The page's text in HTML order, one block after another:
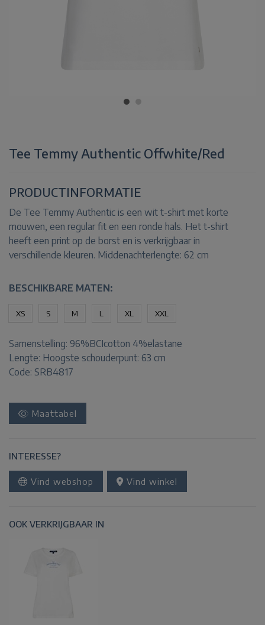
Tee Temmy Authentic Offwhite/Red
PRODUCTINFORMATIE
De Tee Temmy Authentic is een wit t-shirt met korte
mouwen, een regular fit en een ronde hals. Het t-shirt
heeft een print op de borst en is verkrijgbaar in
verschillende kleuren. Middenachterlengte: 62 cm
BESCHIKBARE MATEN:
XS S M L XL XXL
Samenstelling: 96%BCIcotton 4%elastane
Lengte: Hoogste schouderpunt: 63 cm
Code: SRB4817
Maattabel
INTERESSE?
Vind webshop Vind winkel
OOK VERKRIJGBAAR IN